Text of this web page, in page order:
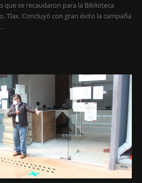
que se recaudaron para la Biblioteca